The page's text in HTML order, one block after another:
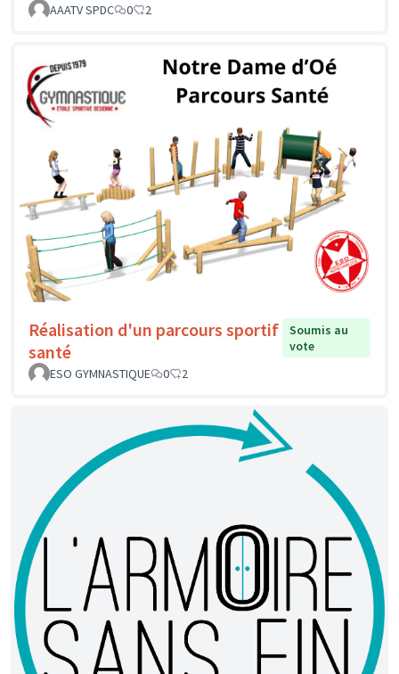
AAATV SPDC
0 2
Réalisation d'un parcours sportif
santé
Soumis au
vote
ESO GYMNASTIQUE
0 2